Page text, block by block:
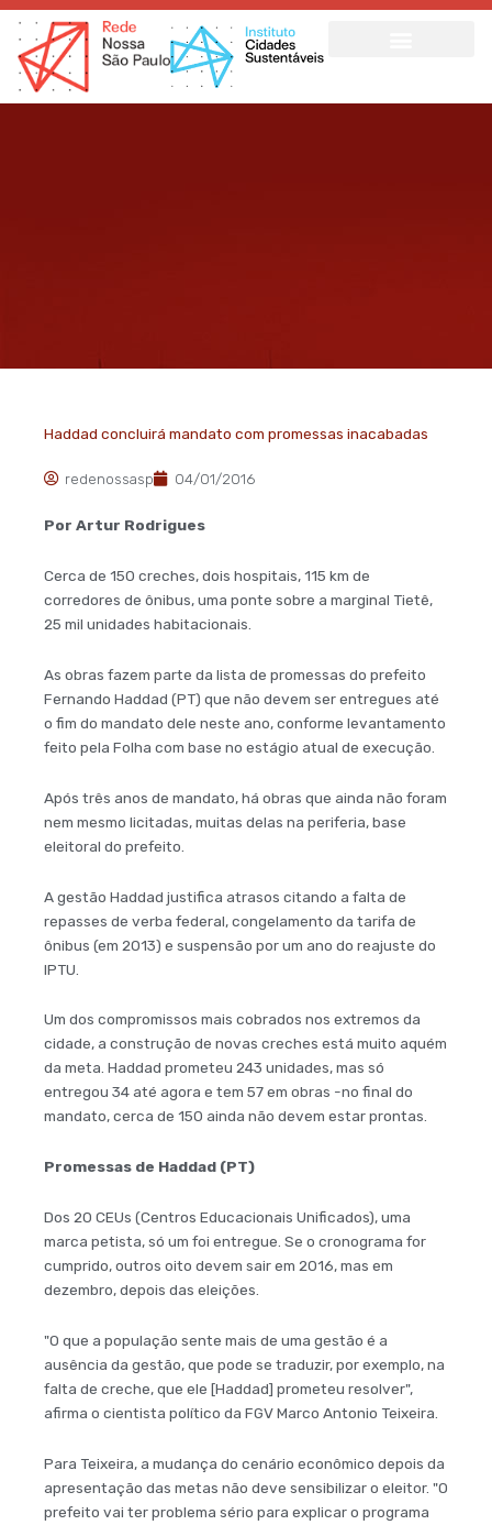
Ir
para
conteúdo
Haddad concluirá mandato com promessas inacabadas
redenossasp 04/01/2016
Por Artur Rodrigues
Cerca de 150 creches, dois hospitais, 115 km de
corredores de ônibus, uma ponte sobre a marginal Tietê,
25 mil unidades habitacionais.
As obras fazem parte da lista de promessas do prefeito
Fernando Haddad (PT) que não devem ser entregues até
o fim do mandato dele neste ano, conforme levantamento
feito pela Folha com base no estágio atual de execução.
Após três anos de mandato, há obras que ainda não foram
nem mesmo licitadas, muitas delas na periferia, base
eleitoral do prefeito.
A gestão Haddad justifica atrasos citando a falta de
repasses de verba federal, congelamento da tarifa de
ônibus (em 2013) e suspensão por um ano do reajuste do
IPTU.
Um dos compromissos mais cobrados nos extremos da
cidade, a construção de novas creches está muito aquém
da meta. Haddad prometeu 243 unidades, mas só
entregou 34 até agora e tem 57 em obras -no final do
mandato, cerca de 150 ainda não devem estar prontas.
Promessas de Haddad (PT)
Dos 20 CEUs (Centros Educacionais Unificados), uma
marca petista, só um foi entregue. Se o cronograma for
cumprido, outros oito devem sair em 2016, mas em
dezembro, depois das eleições.
"O que a população sente mais de uma gestão é a
ausência da gestão, que pode se traduzir, por exemplo, na
falta de creche, que ele [Haddad] prometeu resolver",
afirma o cientista político da FGV Marco Antonio Teixeira.
Para Teixeira, a mudança do cenário econômico depois da
apresentação das metas não deve sensibilizar o eleitor. "O
prefeito vai ter problema sério para explicar o programa